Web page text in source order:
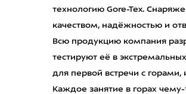
технологию Gore-Tex.
качеством, надёжностью и
Всю продукцию компания
тестируют её в
для первой встречи с
Каждое занятие в горах чему-